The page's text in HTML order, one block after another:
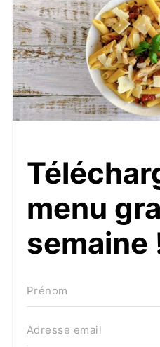
menu
semaine